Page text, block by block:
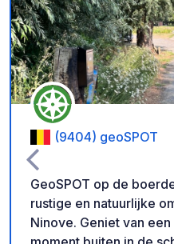
(9404) geoSPOT
GeoSPOT op de
rustige en natuurlijke
Ninove. Geniet van een